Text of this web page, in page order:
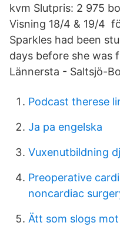
kvm Slutpris: 2 975
Visning 18/4 & 19/4
Sparkles had been
days before she was
Lännersta - Saltsjö-
Podcast therese
Ja pa engelska
Vuxenutbildning
Preoperative
noncardiac
Ätt som slogs